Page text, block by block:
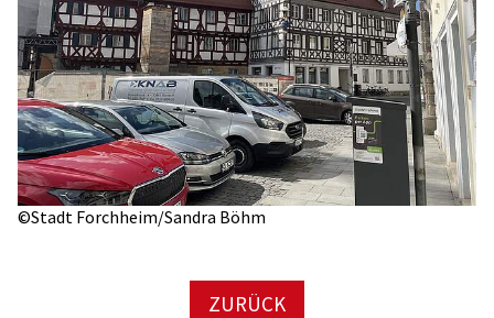
©Stadt Forchheim/Sandra Böhm
ZURÜCK